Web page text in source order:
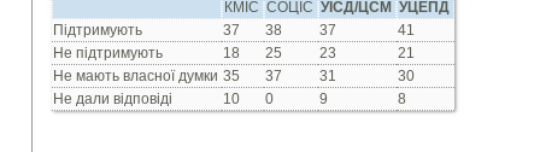
КМІС СОЦІС УІСД/ЦСМ
УЦЕПД
Підтримують
37 38 37
41
Не підтримують
18 25 23
21
Не мають власної думки 35 37 31
30
Не дали відповіді
10 0 9 8